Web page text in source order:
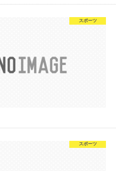
スポーツ
スポーツ